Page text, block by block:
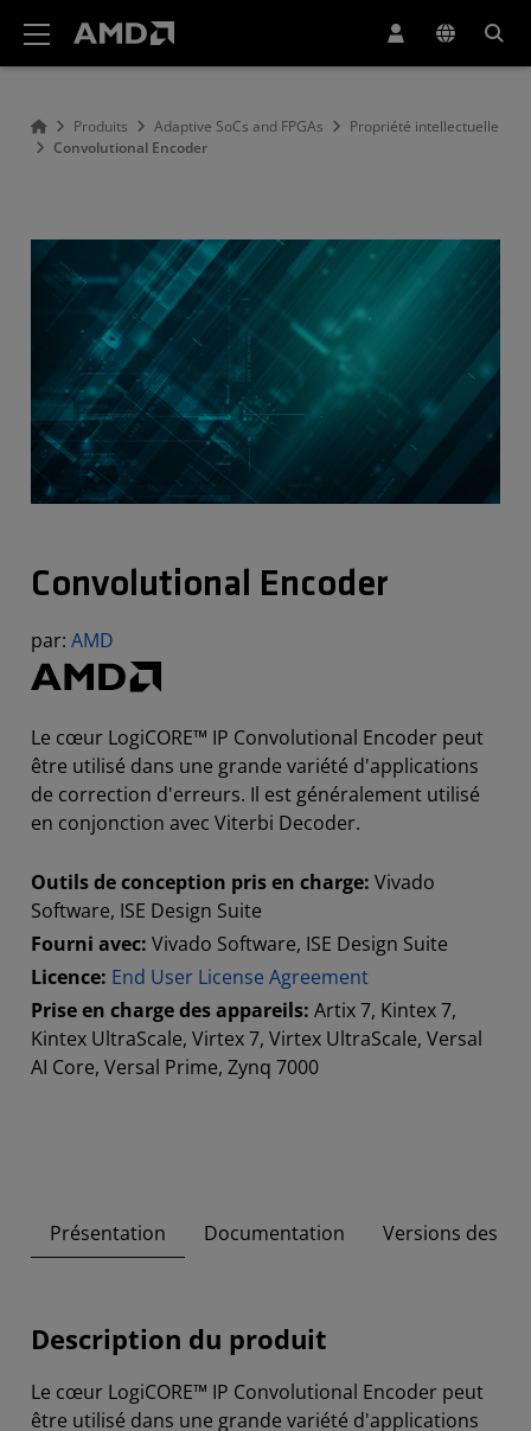
Produits Adaptive SoCs and FPGAs
Propriété intellectuelle
Convolutional Encoder
Convolutional Encoder
par: AMD
Le cœur LogiCORE™ IP Convolutional Encoder peut
être utilisé dans une grande variété d'applications
de correction d'erreurs. Il est généralement utilisé
en conjonction avec Viterbi Decoder.
Outils de conception pris en charge: Vivado
Software, ISE Design Suite
Fourni avec: Vivado Software, ISE Design Suite
Licence: End User License Agreement
Prise en charge des appareils: Artix 7, Kintex 7,
Kintex UltraScale, Virtex 7, Virtex UltraScale, Versal
AI Core, Versal Prime, Zynq 7000
Présentation Documentation Versions des
Description du produit
Le cœur LogiCORE™ IP Convolutional Encoder peut
être utilisé dans une grande variété d'applications